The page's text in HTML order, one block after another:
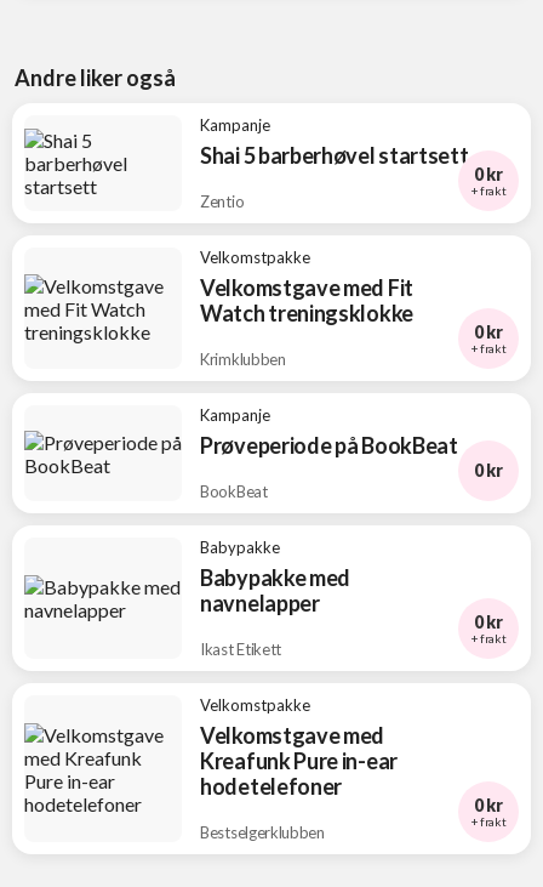
Andre liker også
Kampanje
Shai 5 barberhøvel startsett
Zentio
0 kr
+ frakt
Velkomstpakke
Velkomstgave med Fit
Watch treningsklokke
Krimklubben
0 kr
+ frakt
Kampanje
Prøveperiode på BookBeat
BookBeat
0 kr
Babypakke
Babypakke med
navnelapper
Ikast Etikett
0 kr
+ frakt
Velkomstpakke
Velkomstgave med
Kreafunk Pure in-ear
hodetelefoner
Bestselgerklubben
0 kr
+ frakt